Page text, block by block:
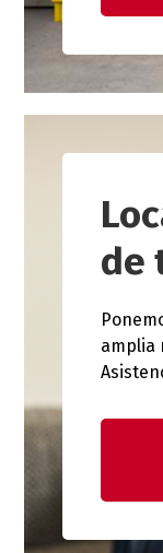
de
amplia